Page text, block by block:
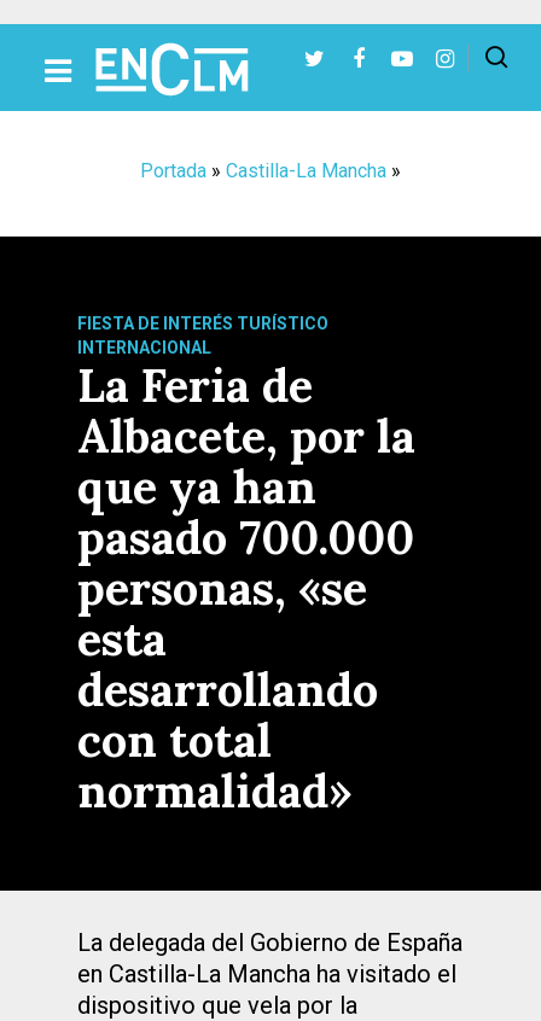
Portada » Castilla-La Mancha »
FIESTA DE INTERÉS TURÍSTICO
INTERNACIONAL
La Feria de
Albacete, por la
que ya han
pasado 700.000
personas, «se
esta
desarrollando
con total
normalidad»
La delegada del Gobierno de España
en Castilla-La Mancha ha visitado el
dispositivo que vela por la